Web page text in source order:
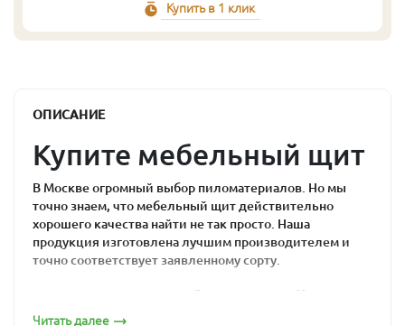
Купить в 1 клик
ОПИСАНИЕ
Купите мебельный щит
В Москве огромный выбор пиломатериалов. Но мы
точно знаем, что мебельный щит действительно
хорошего качества найти не так просто. Наша
продукция изготовлена лучшим производителем и
точно соответствует заявленному сорту.
Почему мебельный
Читать далее